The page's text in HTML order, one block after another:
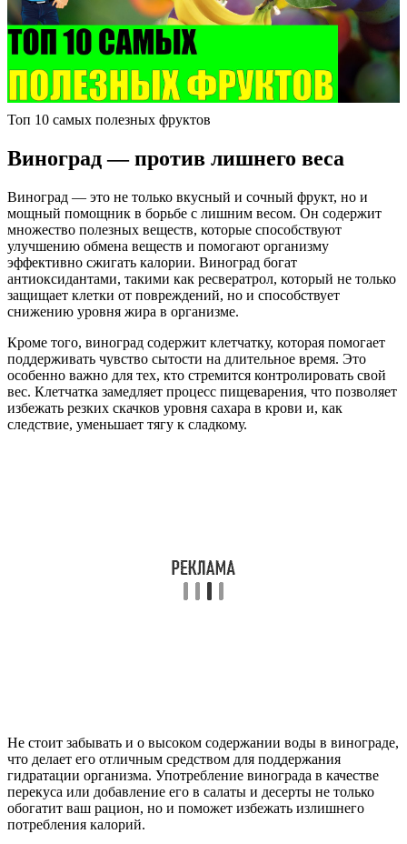
Топ 10 самых полезных фруктов
Виноград — против лишнего веса
Виноград — это не только вкусный и сочный фрукт, но и
мощный помощник в борьбе с лишним весом. Он содержит
множество полезных веществ, которые способствуют
улучшению обмена веществ и помогают организму
эффективно сжигать калории. Виноград богат
антиоксидантами, такими как ресвератрол, который не только
защищает клетки от повреждений, но и способствует
снижению уровня жира в организме.
Кроме того, виноград содержит клетчатку, которая помогает
поддерживать чувство сытости на длительное время. Это
особенно важно для тех, кто стремится контролировать свой
вес. Клетчатка замедляет процесс пищеварения, что позволяет
избежать резких скачков уровня сахара в крови и, как
следствие, уменьшает тягу к сладкому.
Не стоит забывать и о высоком содержании воды в винограде,
что делает его отличным средством для поддержания
гидратации организма. Употребление винограда в качестве
перекуса или добавление его в салаты и десерты не только
обогатит ваш рацион, но и поможет избежать излишнего
потребления калорий.